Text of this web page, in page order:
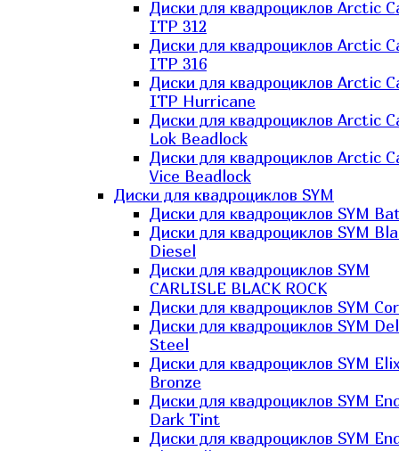
Диски для квадроциклов Arctic
ITP 312
Диски для квадроциклов Arctic
ITP 316
Диски для квадроциклов Arctic
ITP Hurricane
Диски для квадроциклов Arctic
Lok Beadlock
Диски для квадроциклов Arctic
Vice Beadlock
Диски для квадроциклов SYM
Диски для квадроциклов SYM
Диски для квадроциклов SYM
Diesel
Диски для квадроциклов SYM
CARLISLE BLACK ROCK
Диски для квадроциклов SYM
Диски для квадроциклов SYM
Steel
Диски для квадроциклов SYM
Bronze
Диски для квадроциклов SYM
Dark Tint
Диски для квадроциклов SYM